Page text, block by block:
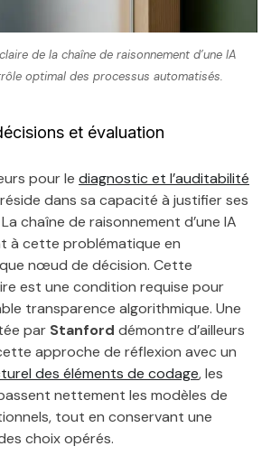
de la chaîne de raisonnement d’une IA
optimal des processus automatisés.
et évaluation
pour le diagnostic et l’auditabilité
réside dans sa capacité à justifier ses
chaîne de raisonnement d’une IA
à cette problématique en
nœud de décision. Cette
est une condition requise pour
transparence algorithmique. Une
par Stanford démontre d’ailleurs
approche de réflexion avec un
des éléments de codage, les
nettement les modèles de
tout en conservant une
choix opérés.